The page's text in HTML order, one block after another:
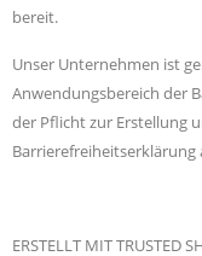
bereit.
Unser Unternehmen ist
Anwendungsbereich der
der Pflicht zur Erstellung
Barrierefreiheitserklärung
ERSTELLT MIT TRUSTED